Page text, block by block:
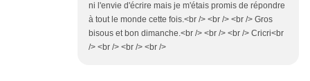
ni l'envie d'écrire mais je m'étais promis de répondre
à tout le monde cette fois.<br /> <br /> <br /> Gros
bisous et bon dimanche.<br /> <br /> <br /> Cricri<br
/> <br /> <br /> <br />